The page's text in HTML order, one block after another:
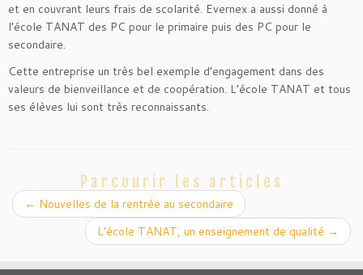
et en couvrant leurs frais de scolarité. Evernex a aussi donné à
l’école TANAT des PC pour le primaire puis des PC pour le
secondaire.
Cette entreprise un très bel exemple d’engagement dans des
valeurs de bienveillance et de coopération. L’école TANAT et tous
ses élèves lui sont très reconnaissants.
Parcourir les articles
← Nouvelles de la rentrée au secondaire
L’école TANAT, un enseignement de qualité →